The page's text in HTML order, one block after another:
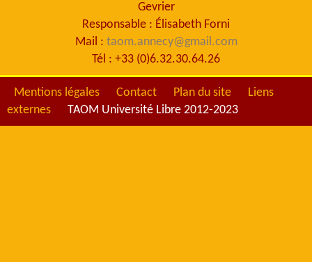
Gevrier
Responsable : Élisabeth Forni
Mail : taom.annecy@gmail.com
Tél : +33 (0)6.32.30.64.26
Mentions légales Contact Plan du site
Liens
externes
TAOM Université Libre 2012-2023